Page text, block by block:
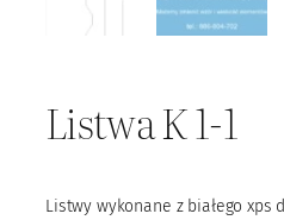
Listwa K 1-1
Listwy wykonane z białego xps